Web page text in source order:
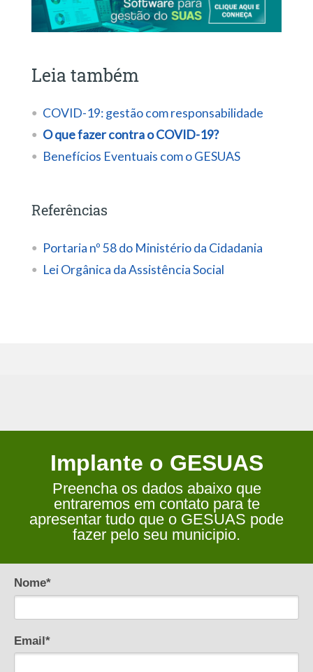
Leia também
COVID-19: gestão com responsabilidade
O que fazer contra o COVID-19?
Benefícios Eventuais com o GESUAS
Referências
Portaria nº 58 do Ministério da Cidadania
Lei Orgânica da Assistência Social
Implante o GESUAS
Preencha os dados abaixo que
entraremos em contato para te
apresentar tudo que o GESUAS pode
fazer pelo seu municipio.
Nome*
Email*